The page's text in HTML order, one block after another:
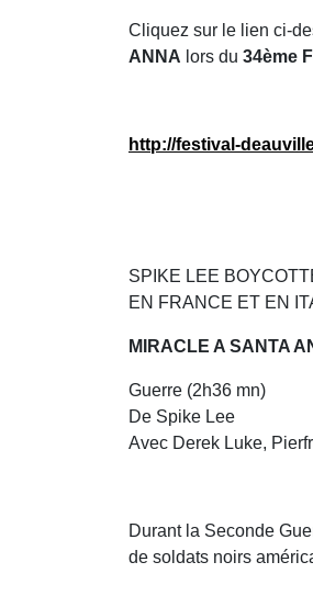
Cliquez sur le lien ci-
ANNA lors du 34ème
http://festival-
SPIKE LEE
EN FRANCE ET EN
MIRACLE A SANTA
Guerre (2h36 mn)
De Spike Lee
Avec Derek Luke,
Durant la Seconde
de soldats noirs